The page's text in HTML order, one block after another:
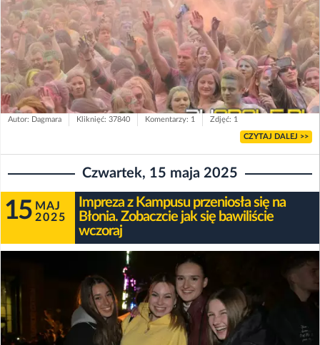
Autor: Dagmara Kliknięć: 37840 Komentarzy: 1 Zdjęć: 1
CZYTAJ DALEJ >>
Czwartek, 15 maja 2025
15 MAJ
2025
Impreza z Kampusu przeniosła się na
Błonia. Zobaczcie jak się bawiliście
wczoraj